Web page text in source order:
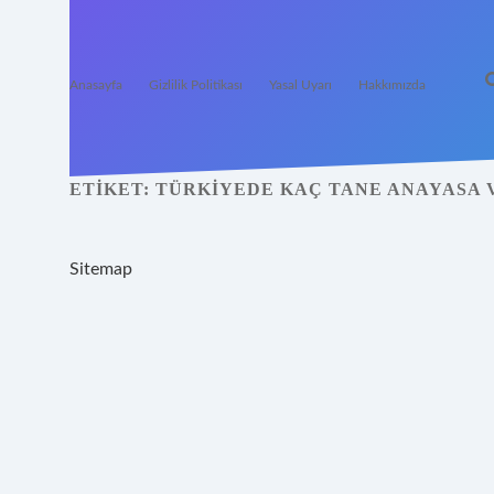
Anasayfa Gizlilik Politikası Yasal Uyarı Hakkımızda
ETIKET: TÜRKIYEDE KAÇ TANE ANAYASA
Sitemap